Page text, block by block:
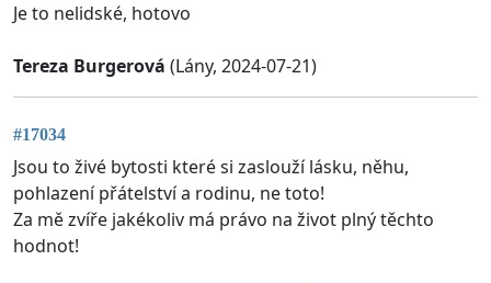
Je to nelidské, hotovo
Tereza Burgerová (Lány, 2024-07-21)
#17034
Jsou to živé bytosti které si zaslouží lásku, něhu,
pohlazení přátelství a rodinu, ne toto!
Za mě zvíře jakékoliv má právo na život plný těchto
hodnot!